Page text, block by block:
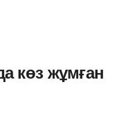
көз жұмған